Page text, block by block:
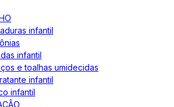
infantil
infantil
e toalhas umidecidas
infantil
infantil